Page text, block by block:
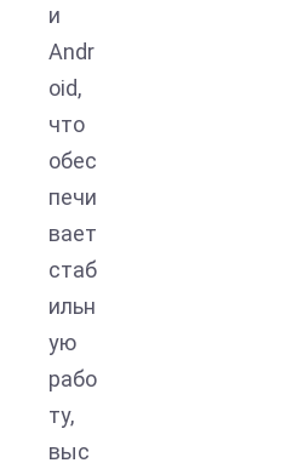
и
Andr
oid,
что
обес
печи
вает
стаб
ильн
ую
рабо
ту,
выс